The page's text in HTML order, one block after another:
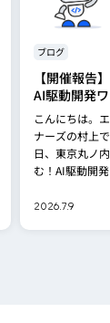
ブログ
【開催報告
AI駆動開発
こんにちは。
ナーズの村上
日、東京丸ノ
む！AI駆動開
ショップでは
2026.7.9